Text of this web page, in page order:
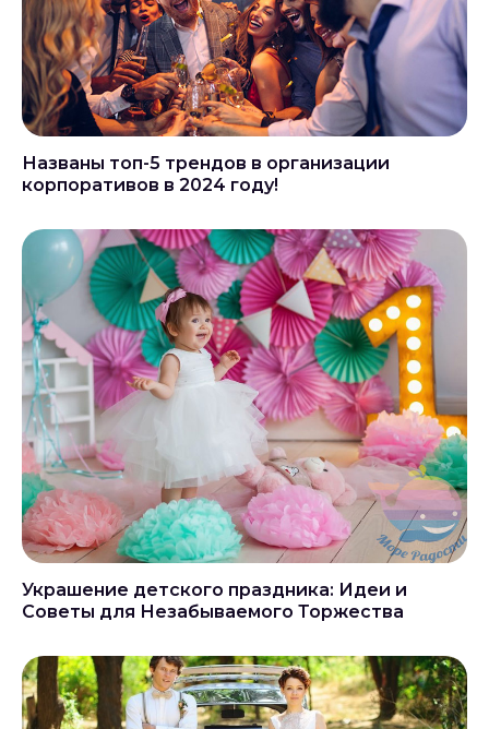
Названы топ-5 трендов в организации
корпоративов в 2024 году!
Украшение детского праздника: Идеи и
Советы для Незабываемого Торжества